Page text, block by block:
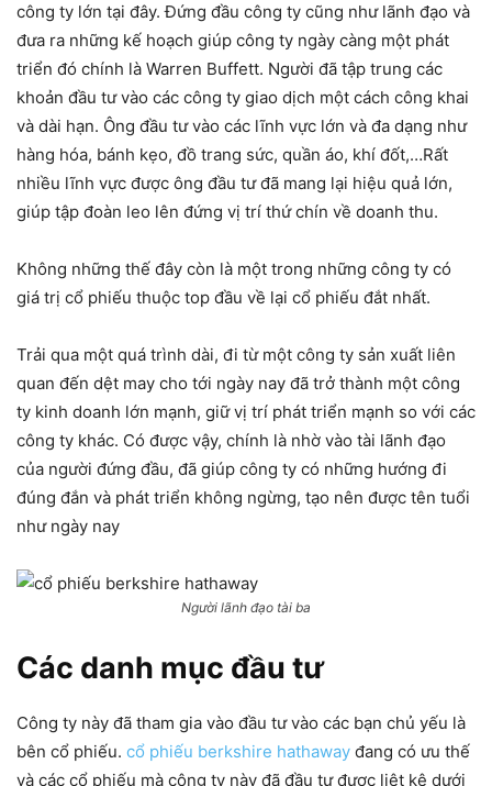
công ty lớn tại đây. Đứng đầu công ty cũng như lãnh đạo và
đưa ra những kế hoạch giúp công ty ngày càng một phát
triển đó chính là Warren Buffett. Người đã tập trung các
khoản đầu tư vào các công ty giao dịch một cách công khai
và dài hạn. Ông đầu tư vào các lĩnh vực lớn và đa dạng như
hàng hóa, bánh kẹo, đồ trang sức, quần áo, khí đốt,…Rất
nhiều lĩnh vực được ông đầu tư đã mang lại hiệu quả lớn,
giúp tập đoàn leo lên đứng vị trí thứ chín về doanh thu.
Không những thế đây còn là một trong những công ty có
giá trị cổ phiếu thuộc top đầu về lại cổ phiếu đắt nhất.
Trải qua một quá trình dài, đi từ một công ty sản xuất liên
quan đến dệt may cho tới ngày nay đã trở thành một công
ty kinh doanh lớn mạnh, giữ vị trí phát triển mạnh so với các
công ty khác. Có được vậy, chính là nhờ vào tài lãnh đạo
của người đứng đầu, đã giúp công ty có những hướng đi
đúng đắn và phát triển không ngừng, tạo nên được tên tuổi
như ngày nay
Người lãnh đạo tài ba
Các danh mục đầu tư
Công ty này đã tham gia vào đầu tư vào các bạn chủ yếu là
bên cổ phiếu. cổ phiếu berkshire hathaway đang có ưu thế
và các cổ phiếu mà công ty này đã đầu tư được liệt kê dưới